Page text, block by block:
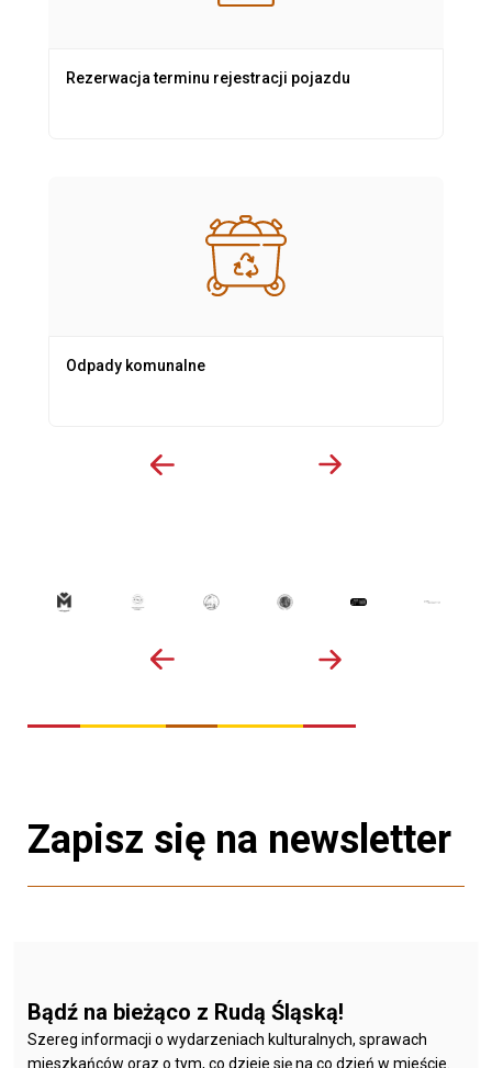
Rezerwacja terminu rejestracji pojazdu
Odpady komunalne
Zapisz się na newsletter
Bądź na bieżąco z Rudą Śląską!
Szereg informacji o wydarzeniach kulturalnych, sprawach
mieszkańców oraz o tym, co dzieje się na co dzień w mieście.